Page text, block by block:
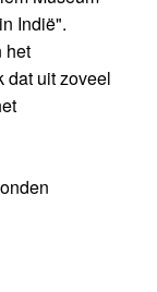
Indië".
het
dat uit zoveel